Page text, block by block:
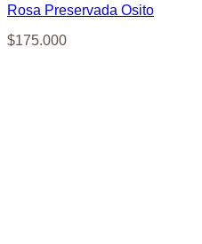
Rosa Preservada Osito
$175.000